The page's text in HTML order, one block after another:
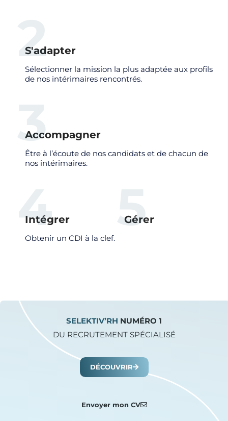
2
S'adapter
Sélectionner la mission la plus adaptée aux profils
de nos intérimaires rencontrés.
3
Accompagner
Être à l’écoute de nos candidats et de chacun de
nos intérimaires.
4
Intégrer
Obtenir un CDI à la clef.
5
Gérer
SELEKTIV’RH NUMÉRO 1
DU RECRUTEMENT SPÉCIALISÉ
DÉCOUVRIR
Envoyer mon CV